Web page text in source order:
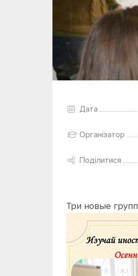
Дата
Організатор
Поділитися
Три новые